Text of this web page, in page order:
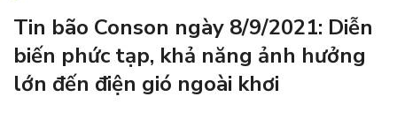
Tin bão Conson ngày 8/9/2021: Diễn
biến phức tạp, khả năng ảnh hưởng
lớn đến điện gió ngoài khơi